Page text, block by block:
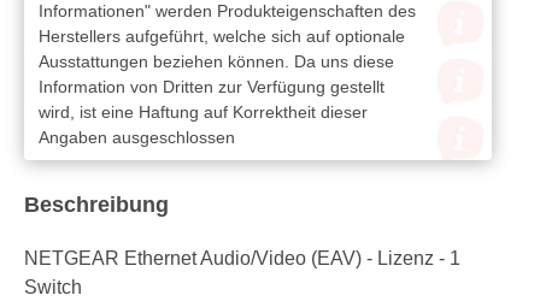
Informationen" werden Produkteigenschaften des
Herstellers aufgeführt, welche sich auf optionale
Ausstattungen beziehen können. Da uns diese
Information von Dritten zur Verfügung gestellt
wird, ist eine Haftung auf Korrektheit dieser
Angaben ausgeschlossen
Beschreibung
NETGEAR Ethernet Audio/Video (EAV) - Lizenz - 1
Switch